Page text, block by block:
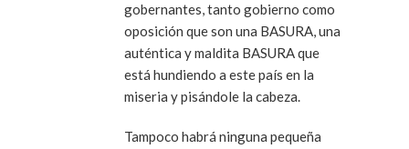
gobernantes, tanto gobierno como
oposición que son una BASURA, una
auténtica y maldita BASURA que
está hundiendo a este país en la
miseria y pisándole la cabeza.
Tampoco habrá ninguna pequeña